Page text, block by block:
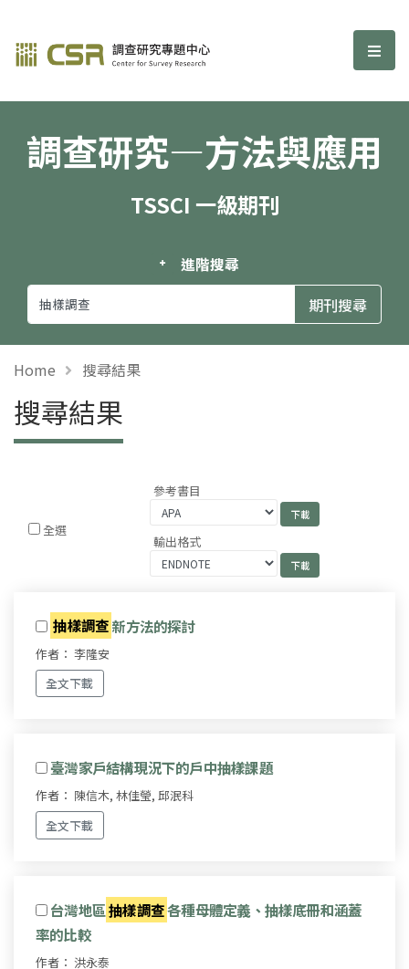
調查研究—方法與應用期刊 選
調查研究—方法與應用
TSSCI 一級期刊
進階搜尋
Home 搜尋結果
搜尋結果
全選
參考書目
輸出格式
抽樣調查新方法的探討
作者： 李隆安
全文下載
臺灣家戶結構現況下的戶中抽樣課題
作者： 陳信木, 林佳瑩, 邱泯科
全文下載
台灣地區抽樣調查各種母體定義、抽樣底冊和涵蓋
率的比較
作者： 洪永泰